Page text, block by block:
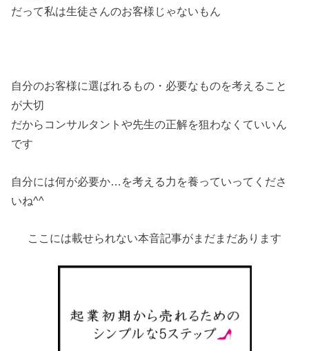
だって私は生徒さんのお客様じゃないもん
自分のお客様に選ばれるもの・必要なものを考えること
が大切
だからコンサルタントや先生の正解を狙わなくていいん
です
自分には何が必要か…を考える力を養っていってくださ
いね^^
ここには載せられない本音記事がまだまだあります